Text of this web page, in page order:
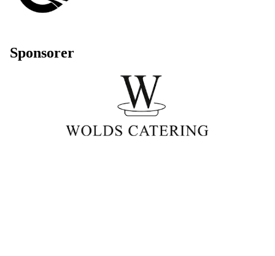
Sponsorer